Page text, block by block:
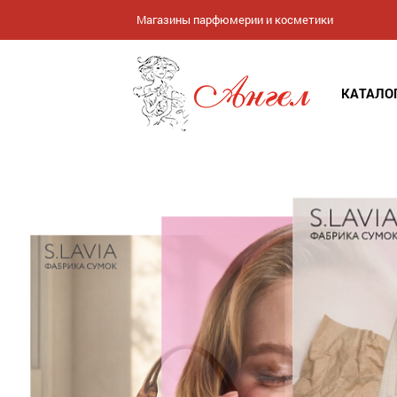
Магазины парфюмерии и косметики